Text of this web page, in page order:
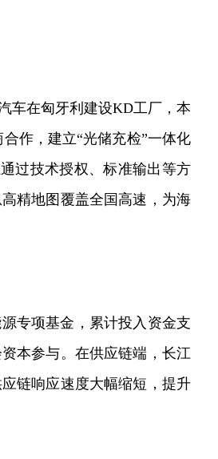
车在匈牙利建设KD工厂，本
作，建立“光储充检”一体化
过技术授权、标准输出等方
精地图覆盖全国高速，为海
专项基金，累计投入资金支
本参与。在供应链端，长江
链响应速度大幅缩短，提升